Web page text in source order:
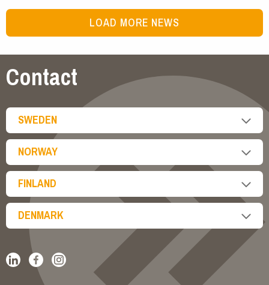
LOAD MORE NEWS
Contact
SWEDEN
NORWAY
FINLAND
DENMARK